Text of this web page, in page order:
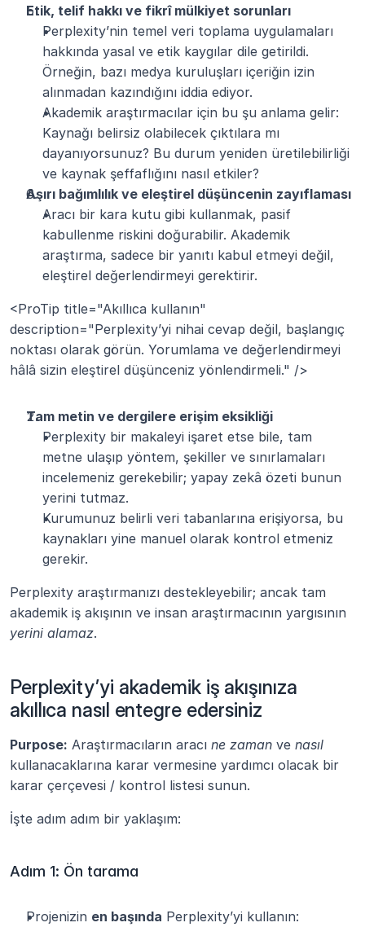
Etik, telif hakkı ve fikrî mülkiyet sorunları
Perplexity’nin temel veri toplama uygulamaları
hakkında yasal ve etik kaygılar dile getirildi.
Örneğin, bazı medya kuruluşları içeriğin izin
alınmadan kazındığını iddia ediyor.
Akademik araştırmacılar için bu şu anlama gelir:
Kaynağı belirsiz olabilecek çıktılara mı
dayanıyorsunuz? Bu durum yeniden üretilebilirliği
ve kaynak şeffaflığını nasıl etkiler?
Aşırı bağımlılık ve eleştirel düşüncenin zayıflaması
Aracı bir kara kutu gibi kullanmak, pasif
kabullenme riskini doğurabilir. Akademik
araştırma, sadece bir yanıtı kabul etmeyi değil,
eleştirel değerlendirmeyi gerektirir.
<ProTip title="Akıllıca kullanın"
description="Perplexity’yi nihai cevap değil, başlangıç
noktası olarak görün. Yorumlama ve değerlendirmeyi
hâlâ sizin eleştirel düşünceniz yönlendirmeli." />
Tam metin ve dergilere erişim eksikliği
Perplexity bir makaleyi işaret etse bile, tam
metne ulaşıp yöntem, şekiller ve sınırlamaları
incelemeniz gerekebilir; yapay zekâ özeti bunun
yerini tutmaz.
Kurumunuz belirli veri tabanlarına erişiyorsa, bu
kaynakları yine manuel olarak kontrol etmeniz
gerekir.
Perplexity araştırmanızı destekleyebilir; ancak tam
yerini alamaz.
Perplexity’yi akademik iş akışınıza
akıllıca nasıl entegre edersiniz
Purpose: Araştırmacıların aracı ne zaman ve nasıl
kullanacaklarına karar vermesine yardımcı olacak bir
karar çerçevesi / kontrol listesi sunun.
İşte adım adım bir yaklaşım:
Adım 1: Ön tarama
Projenizin en başında Perplexity’yi kullanın: